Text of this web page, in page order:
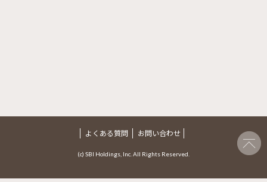
よくある質問 お問い合わせ
(c) SBI Holdings, Inc. All Rights Reserved.